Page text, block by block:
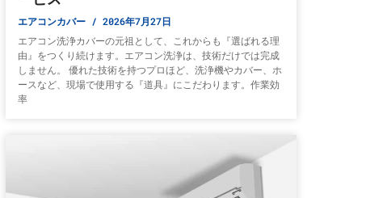
エアコンカバー 2026年7月27日
エアコン洗浄カバーの元祖として、これからも『選ばれる理
由』をつくり続けます。エアコン洗浄は、技術だけでは完成
しません。 優れた技術を持つプロほど、洗浄機やカバー、ホ
ースなど、現場で使用する『道具』にこだわります。作業効
率